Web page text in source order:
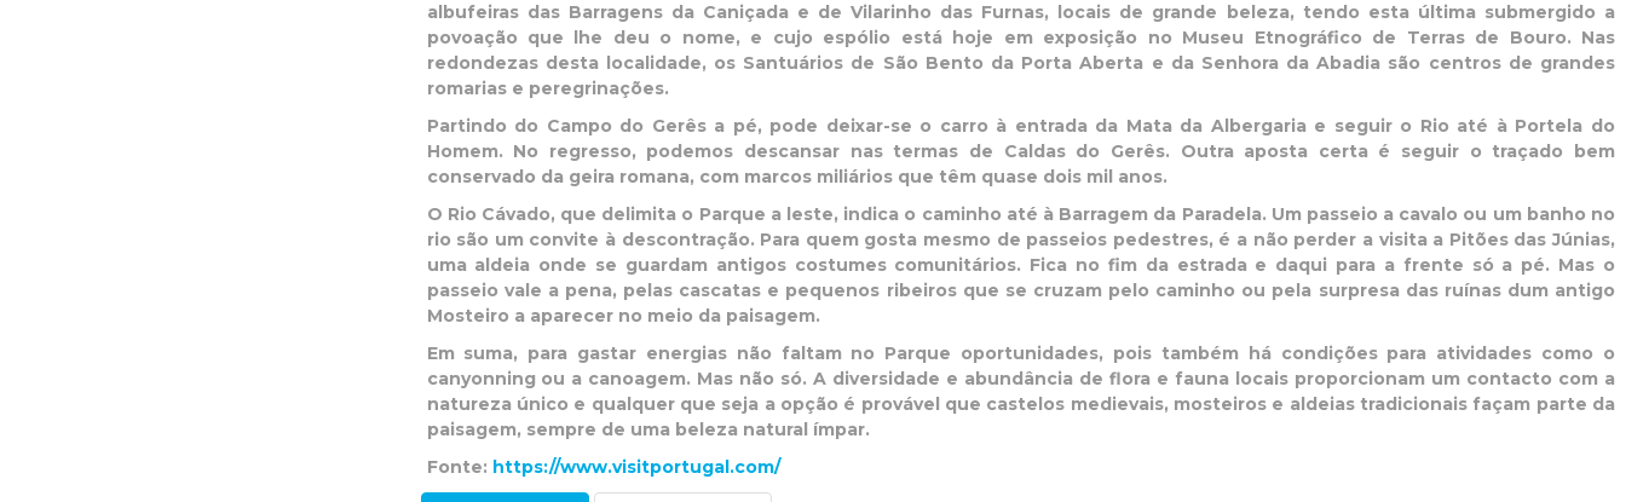
albufeiras das Barragens da Caniçada e de Vilarinho das Furnas, locais de grande beleza, tendo esta última submergido a
povoação que lhe deu o nome, e cujo espólio está hoje em exposição no Museu Etnográfico de Terras de Bouro. Nas
redondezas desta localidade, os Santuários de São Bento da Porta Aberta e da Senhora da Abadia são centros de grandes
romarias e peregrinações.
Partindo do Campo do Gerês a pé, pode deixar-se o carro à entrada da Mata da Albergaria e seguir o Rio até à Portela do
Homem. No regresso, podemos descansar nas termas de Caldas do Gerês. Outra aposta certa é seguir o traçado bem
conservado da geira romana, com marcos miliários que têm quase dois mil anos.
O Rio Cávado, que delimita o Parque a leste, indica o caminho até à Barragem da Paradela. Um passeio a cavalo ou um banho no
rio são um convite à descontração. Para quem gosta mesmo de passeios pedestres, é a não perder a visita a Pitões das Júnias,
uma aldeia onde se guardam antigos costumes comunitários. Fica no fim da estrada e daqui para a frente só a pé. Mas o
passeio vale a pena, pelas cascatas e pequenos ribeiros que se cruzam pelo caminho ou pela surpresa das ruínas dum antigo
Mosteiro a aparecer no meio da paisagem.
Em suma, para gastar energias não faltam no Parque oportunidades, pois também há condições para atividades como o
canyonning ou a canoagem. Mas não só. A diversidade e abundância de flora e fauna locais proporcionam um contacto com a
natureza único e qualquer que seja a opção é provável que castelos medievais, mosteiros e aldeias tradicionais façam parte da
paisagem, sempre de uma beleza natural ímpar.
Fonte: https://www.visitportugal.com/